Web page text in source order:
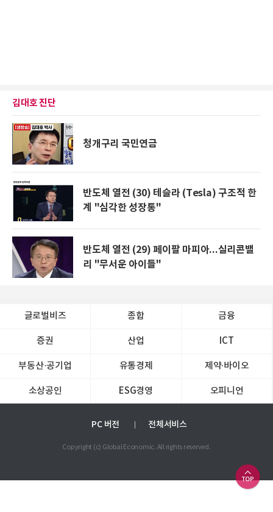
김대호 진단
청개구리 국민연금
반도체 열전 (30) 테슬라 (Tesla) 구조적 한
계 "심각한 성장통"
반도체 열전 (29) 페이팔 마피아...실리콘밸
리 "무서운 아이들"
글로벌비즈 종합 금융
증권 산업 ICT
부동산·공기업 유통경제 제약∙바이오
소상공인 ESG경영 오피니언
PC 버전 전체서비스
Copyright (c) Global Economic. All rights reserved.